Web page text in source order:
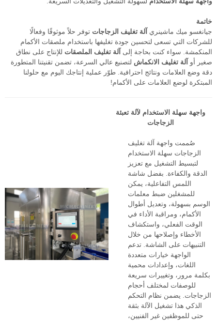
خاتمة
جيانغسو ميك ماشينري آلة تغليف الزجاجات توفر حلاً موثوقًا وفعالًا
للشركات التي تسعى لتحسين جودة تغليفها باستخدام ملصقات الأكمام
المنكمشة. سواء كنت بحاجة إلى آلة تغليف الملصقات للإنتاج على نطاق
صغير أو آلة تغليف الانكماش لتصنيع عالي السرعة، تضمن تقنيتنا المتطورة
دقة وضع العلامات ونتائج احترافية. طوّر عملية إنتاجك اليوم مع حلولنا
المبتكرة لوضع العلامات على الأكمام!
واجهة سهلة الاستخدام لآلة تعبئة
الزجاجات
صُممت واجهة آلة تغليف
الزجاجات سهلة الاستخدام
لتبسيط التشغيل مع تعزيز
الدقة والكفاءة. بفضل شاشة
اللمس التفاعلية، يمكن
للمشغلين ضبط معلمات
الوسم بسهولة، وتعديل أطوال
الأكمام، ومراقبة الأداء في
الوقت الفعلي، واستكشاف
الأخطاء وإصلاحها من خلال
التنبيهات على الشاشة. تدعم
الواجهة خيارات متعددة
اللغات، وإعدادات محمية
بكلمة مرور، وتغييرات سريعة
للوصفات لمختلف أحجام
الزجاجات. يضمن نظام التحكم
الذكي هذا تشغيل الآلة بثقة
حتى للموظفين غير الفنيين،